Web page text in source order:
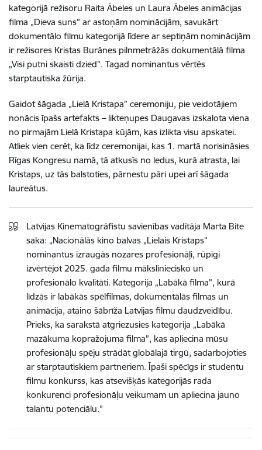
kategorijā režisoru Raita Ābeles un Laura Ābeles animācijas
filma „Dieva suns” ar astoņām nominācijām, savukārt
dokumentālo filmu kategorijā līdere ar septiņām nominācijām
ir režisores Kristas Burānes pilnmetrāžās dokumentālā filma
„Visi putni skaisti dzied”. Tagad nominantus vērtēs
starptautiska žūrija.
Gaidot šāgada „Lielā Kristapa” ceremoniju, pie veidotājiem
nonācis īpašs artefakts – likteņupes Daugavas izskalota viena
no pirmajām Lielā Kristapa kūjām, kas izlikta visu apskatei.
Atliek vien cerēt, ka līdz ceremonijai, kas 1. martā norisināsies
Rīgas Kongresu namā, tā atkusīs no ledus, kurā atrasta, lai
Kristaps, uz tās balstoties, pārnestu pāri upei arī šāgada
laureātus.
Latvijas Kinematogrāfistu savienības vadītāja Marta Bite
saka: „Nacionālās kino balvas „Lielais Kristaps”
nominantus izraugās nozares profesionāļi, rūpīgi
izvērtējot 2025. gada filmu māksliniecisko un
profesionālo kvalitāti. Kategorija „Labākā filma”, kurā
līdzās ir labākās spēlfilmas, dokumentālās filmas un
animācija, ataino šābrīža Latvijas filmu daudzveidību.
Prieks, ka sarakstā atgriezusies kategorija „Labākā
mazākuma kopražojuma filma”, kas apliecina mūsu
profesionāļu spēju strādāt globālajā tirgū, sadarbojoties
ar starptautiskiem partneriem. Īpaši spēcīgs ir studentu
filmu konkurss, kas atsevišķās kategorijās rada
konkurenci profesionāļu veikumam un apliecina jauno
talantu potenciālu.”